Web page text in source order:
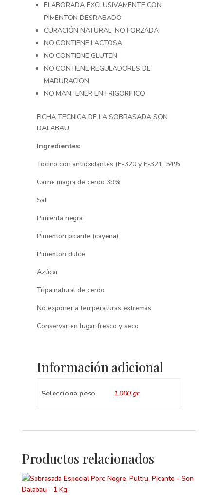
ELABORADA EXCLUSIVAMENTE CON
PIMENTON DESRABADO
CURACIÓN NATURAL, NO FORZADA
NO CONTIENE LACTOSA
NO CONTIENE GLUTEN
NO CONTIENE REGULADORES DE
MADURACION
NO MANTENER EN FRIGORIFICO
FICHA TECNICA DE LA SOBRASADA SON
DALABAU
Ingredientes:
Tocino con antioxidantes (E-320 y E-321) 54%
Carne magra de cerdo 39%
Sal
Pimienta negra
Pimentón picante (cayena)
Pimentón dulce
Azúcar
Tripa natural de cerdo
No exponer a temperaturas extremas
Conservar en lugar fresco y seco
Información adicional
Selecciona peso 1.000 gr.
Productos relacionados